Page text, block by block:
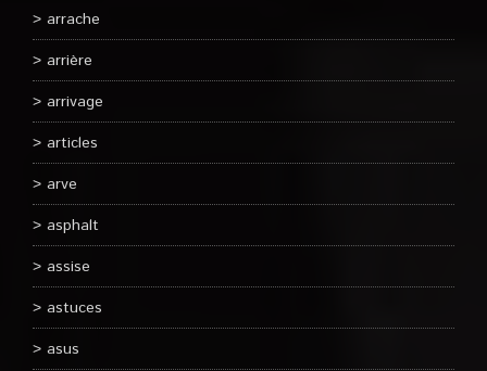
arrache
arrière
arrivage
articles
arve
asphalt
assise
astuces
asus